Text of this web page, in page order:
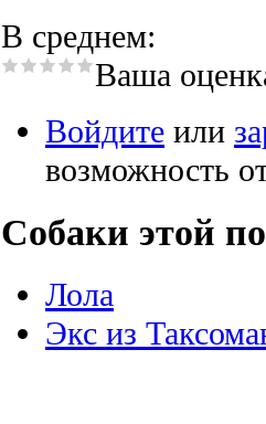
В среднем:
Ваша
Войдите или
возможность
Собаки этой
Лола
Экс из